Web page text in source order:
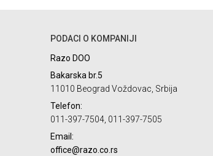
POŠALJI
PODACI O KOMPANIJI
Razo DOO
Bakarska br.5
11010 Beograd Voždovac, Srbija
Telefon:
011-397-7504, 011-397-7505
Email:
office@razo.co.rs